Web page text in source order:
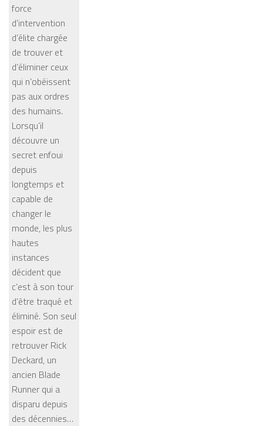
force
d’intervention
d’élite chargée
de trouver et
d’éliminer ceux
qui n’obéissent
pas aux ordres
des humains.
Lorsqu’il
découvre un
secret enfoui
depuis
longtemps et
capable de
changer le
monde, les plus
hautes
instances
décident que
c’est à son tour
d’être traqué et
éliminé. Son seul
espoir est de
retrouver Rick
Deckard, un
ancien Blade
Runner qui a
disparu depuis
des décennies…